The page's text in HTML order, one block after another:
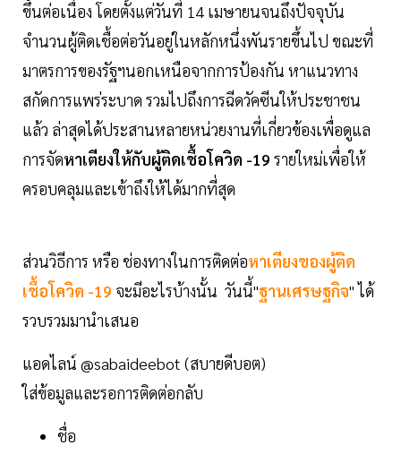
ขึ้นต่อเนื่อง โดยตั้งแต่วันที่ 14 เมษายนจนถึงปัจจุบัน
จำนวนผู้ติดเชื้อต่อวันอยู่ในหลักหนึ่งพันรายขึ้นไป ขณะที่
มาตรการของรัฐฯนอกเหนือจากการป้องกัน หาแนวทาง
สกัดการแพร่ระบาด รวมไปถึงการฉีดวัคซีนให้ประชาชน
แล้ว ล่าสุดได้ประสานหลายหน่วยงานที่เกี่ยวข้องเพื่อดูแล
การจัดหาเตียงให้กับผู้ติดเชื้อโควิด -19 รายใหม่เพื่อให้
ครอบคลุมและเข้าถึงให้ได้มากที่สุด
ส่วนวิธีการ หรือ ช่องทางในการติดต่อหาเตียงของผู้ติด
เชื้อโควิด -19 จะมีอะไรบ้างนั้น วันนี้"ฐานเศรษฐกิจ" ได้
รวบรวมมานำเสนอ
แอดไลน์ @sabaideebot (สบายดีบอต)
ใส่ข้อมูลและรอการติดต่อกลับ
ชื่อ